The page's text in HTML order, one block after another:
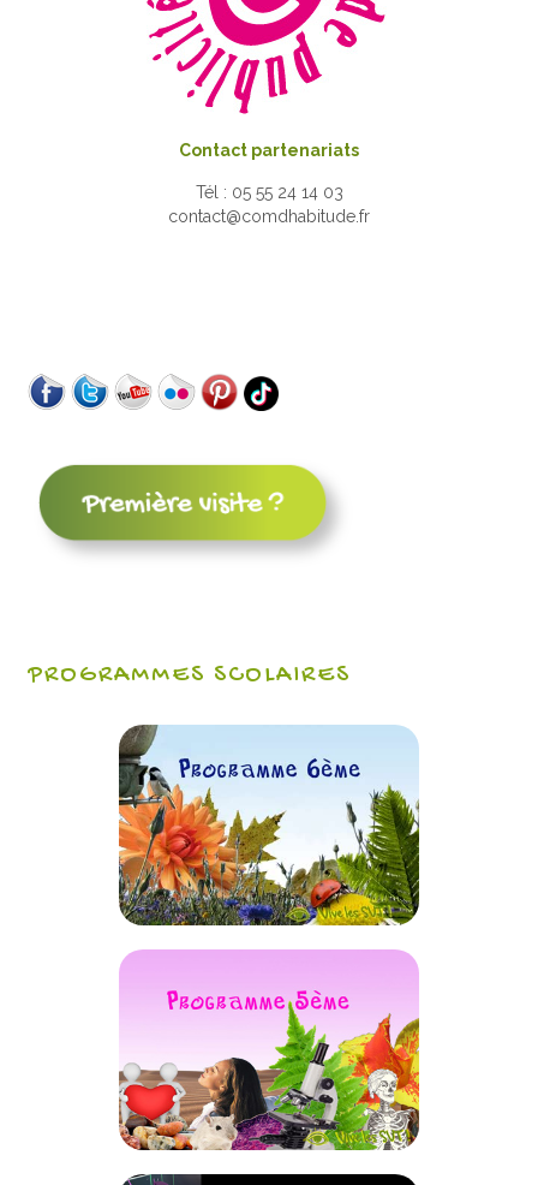
Contact partenariats
Tél : 05 55 24 14 03
contact@comdhabitude.fr
PROGRAMMES SCOLAIRES